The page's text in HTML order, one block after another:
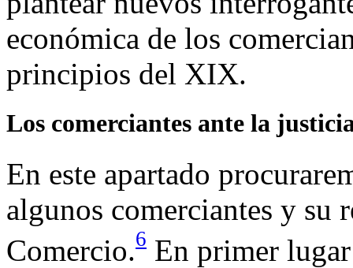
económica de los
principios del XIX.
Los comerciantes ante la
En este apartado
algunos comerciantes y su
Comercio.6 En primer